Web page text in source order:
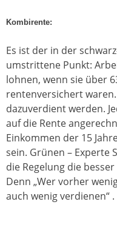
Kombirente:
Es ist der in der
umstrittene Punkt:
lohnen, wenn sie über
rentenversichert
dazuverdient werden.
auf die Rente
Einkommen der 15
sein. Grünen – Experte
die Regelung die
Denn „Wer vorher
auch wenig verdienen“ .